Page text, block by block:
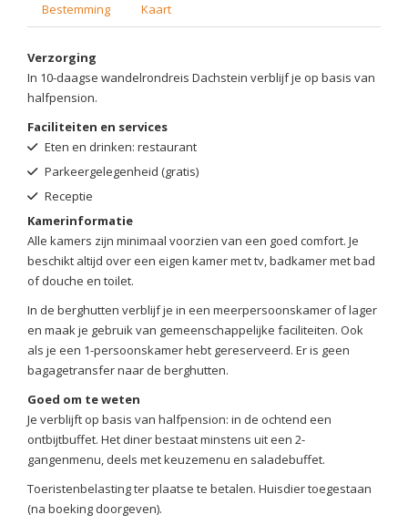
Bestemming Kaart
Verzorging
In 10-daagse wandelrondreis Dachstein verblijf je op basis van
halfpension.
Faciliteiten en services
Eten en drinken: restaurant
Parkeergelegenheid (gratis)
Receptie
Kamerinformatie
Alle kamers zijn minimaal voorzien van een goed comfort. Je
beschikt altijd over een eigen kamer met tv, badkamer met bad
of douche en toilet.
In de berghutten verblijf je in een meerpersoonskamer of lager
en maak je gebruik van gemeenschappelijke faciliteiten. Ook
als je een 1-persoonskamer hebt gereserveerd. Er is geen
bagagetransfer naar de berghutten.
Goed om te weten
Je verblijft op basis van halfpension: in de ochtend een
ontbijtbuffet. Het diner bestaat minstens uit een 2-
gangenmenu, deels met keuzemenu en saladebuffet.
Toeristenbelasting ter plaatse te betalen. Huisdier toegestaan
(na boeking doorgeven).